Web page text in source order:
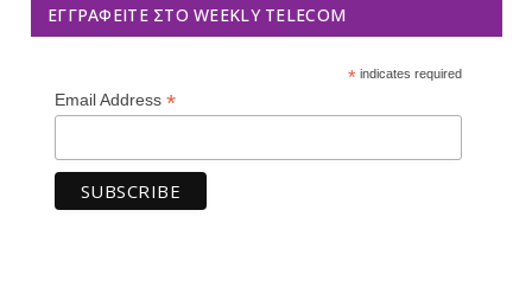
ΕΓΓΡΑΦΕΊΤΕ ΣΤΟ WEEKLY TELECOM
*indicates required
Email Address *